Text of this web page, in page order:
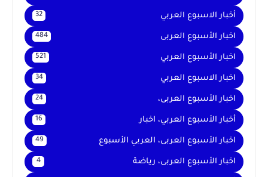
أخبار الاسبوع العربي 32
اخبار الأسبوع العربى 484
اخبار الأسبوع العربي 521
اخبار الاسبوع العربي 34
اخبار الأسبوع العربى، 24
أخبار الأسبوع العربي، اخبار 16
اخبار الأسبوع العربى، العربي الأسبوع 49
اخبار الأسبوع العربى، رياضة 4